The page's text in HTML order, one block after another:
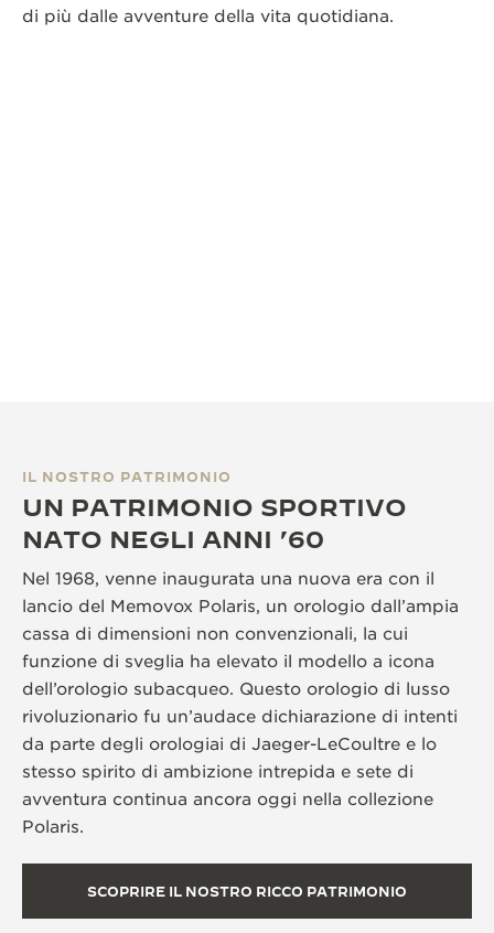
di più dalle avventure della vita quotidiana.
IL NOSTRO PATRIMONIO
UN PATRIMONIO SPORTIVO
NATO NEGLI ANNI ’60
Nel 1968, venne inaugurata una nuova era con il
lancio del Memovox Polaris, un orologio dall’ampia
cassa di dimensioni non convenzionali, la cui
funzione di sveglia ha elevato il modello a icona
dell’orologio subacqueo. Questo orologio di lusso
rivoluzionario fu un’audace dichiarazione di intenti
da parte degli orologiai di Jaeger-LeCoultre e lo
stesso spirito di ambizione intrepida e sete di
avventura continua ancora oggi nella collezione
Polaris.
SCOPRIRE IL NOSTRO RICCO PATRIMONIO